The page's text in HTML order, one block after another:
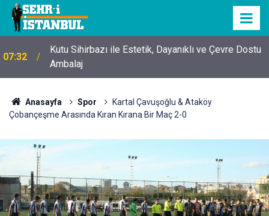
07:32
Kutu Sihirbazı ile Estetik, Dayanıklı ve Çevre Dostu
Ambalaj
Anasayfa Spor
Kartal Çavuşoğlu & Ataköy
Çobançeşme Arasında Kıran Kırana Bir Maç 2-0